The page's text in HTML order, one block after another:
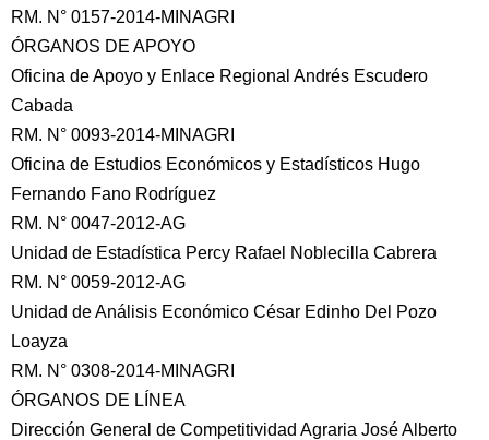
RM. N° 0157-2014-MINAGRI
ÓRGANOS DE APOYO
Oficina de Apoyo y Enlace Regional Andrés Escudero
Cabada
RM. N° 0093-2014-MINAGRI
Oficina de Estudios Económicos y Estadísticos Hugo
Fernando Fano Rodríguez
RM. N° 0047-2012-AG
Unidad de Estadística Percy Rafael Noblecilla Cabrera
RM. N° 0059-2012-AG
Unidad de Análisis Económico César Edinho Del Pozo
Loayza
RM. N° 0308-2014-MINAGRI
ÓRGANOS DE LÍNEA
Dirección General de Competitividad Agraria José Alberto